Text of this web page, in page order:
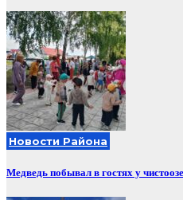
Новости Района
Медведь побывал в гостях у